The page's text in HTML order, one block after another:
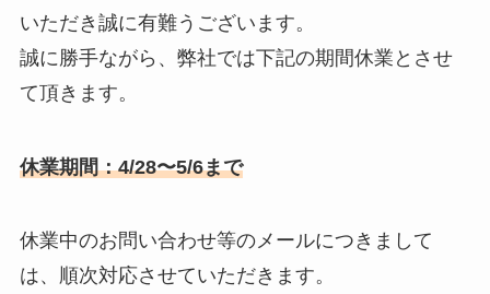
いただき誠に有難うございます。
誠に勝手ながら、弊社では下記の期間休業とさせ
て頂きます。
休業期間：4/28〜5/6まで
休業中のお問い合わせ等のメールにつきまして
は、順次対応させていただきます。